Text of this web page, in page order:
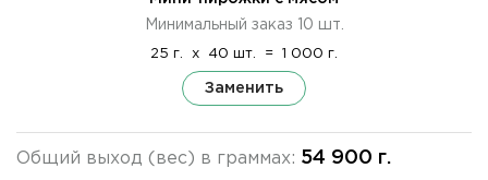
Минимальный заказ 10 шт.
25 г. x 40 шт. = 1 000 г.
Заменить
Общий выход (вес) в граммах: 54 900 г.